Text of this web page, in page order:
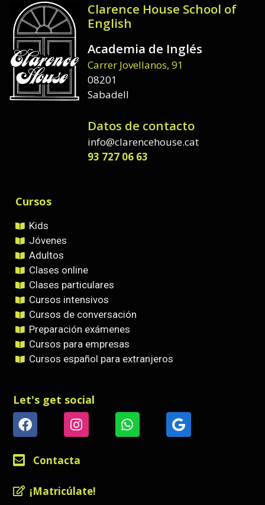
Clarence House School of
English
Academia de Inglés
Carrer Jovellanos, 91
08201
Sabadell
Datos de contacto
info@clarencehouse.cat
93 727 06 63
Cursos
Kids
Jóvenes
Adultos
Clases online
Clases particulares
Cursos intensivos
Cursos de conversación
Preparación exámenes
Cursos para empresas
Cursos español para extranjeros
Let's get social
Contacta
¡Matricúlate!